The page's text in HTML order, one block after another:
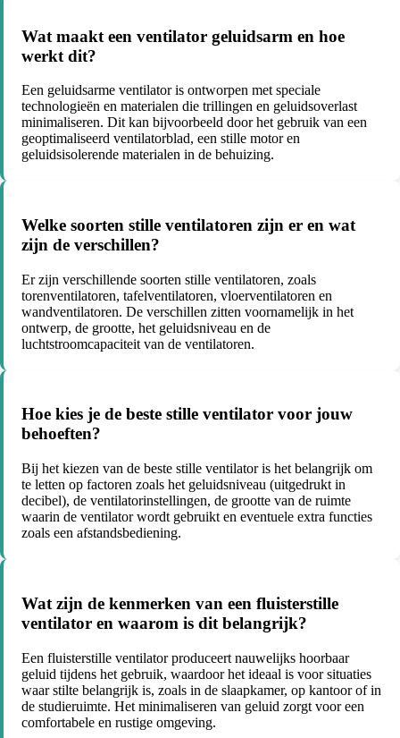
Wat maakt een ventilator geluidsarm en hoe
werkt dit?
Een geluidsarme ventilator is ontworpen met speciale
technologieën en materialen die trillingen en geluidsoverlast
minimaliseren. Dit kan bijvoorbeeld door het gebruik van een
geoptimaliseerd ventilatorblad, een stille motor en
geluidsisolerende materialen in de behuizing.
Welke soorten stille ventilatoren zijn er en wat
zijn de verschillen?
Er zijn verschillende soorten stille ventilatoren, zoals
torenventilatoren, tafelventilatoren, vloerventilatoren en
wandventilatoren. De verschillen zitten voornamelijk in het
ontwerp, de grootte, het geluidsniveau en de
luchtstroomcapaciteit van de ventilatoren.
Hoe kies je de beste stille ventilator voor jouw
behoeften?
Bij het kiezen van de beste stille ventilator is het belangrijk om
te letten op factoren zoals het geluidsniveau (uitgedrukt in
decibel), de ventilatorinstellingen, de grootte van de ruimte
waarin de ventilator wordt gebruikt en eventuele extra functies
zoals een afstandsbediening.
Wat zijn de kenmerken van een fluisterstille
ventilator en waarom is dit belangrijk?
Een fluisterstille ventilator produceert nauwelijks hoorbaar
geluid tijdens het gebruik, waardoor het ideaal is voor situaties
waar stilte belangrijk is, zoals in de slaapkamer, op kantoor of in
de studieruimte. Het minimaliseren van geluid zorgt voor een
comfortabele en rustige omgeving.